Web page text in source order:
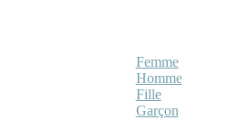
Femme
Homme
Fille
Garçon